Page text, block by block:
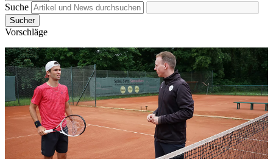
Suche
Sucher
Vorschläge